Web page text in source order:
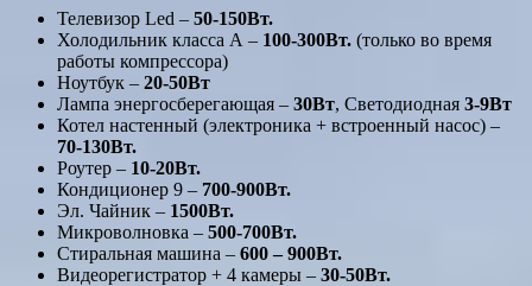
Телевизор Led – 50-150Вт.
Холодильник класса А – 100-300Вт. (только во время
работы компрессора)
Ноутбук – 20-50Вт
Лампа энергосберегающая – 30Вт, Светодиодная 3-9Вт
Котел настенный (электроника + встроенный насос) –
70-130Вт.
Роутер – 10-20Вт.
Кондиционер 9 – 700-900Вт.
Эл. Чайник – 1500Вт.
Микроволновка – 500-700Вт.
Стиральная машина – 600 – 900Вт.
Видеорегистратор + 4 камеры – 30-50Вт.